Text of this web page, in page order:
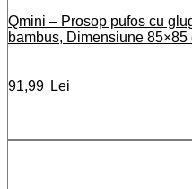
Qmini – Prosop pufos cu
bambus, Dimensiune 85×85
91,99 Lei